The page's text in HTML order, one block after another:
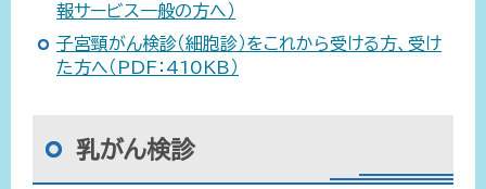
報サービス一般の方へ）
子宮頸がん検診（細胞診）をこれから受ける方、受け
た方へ（PDF：410KB）
乳がん検診